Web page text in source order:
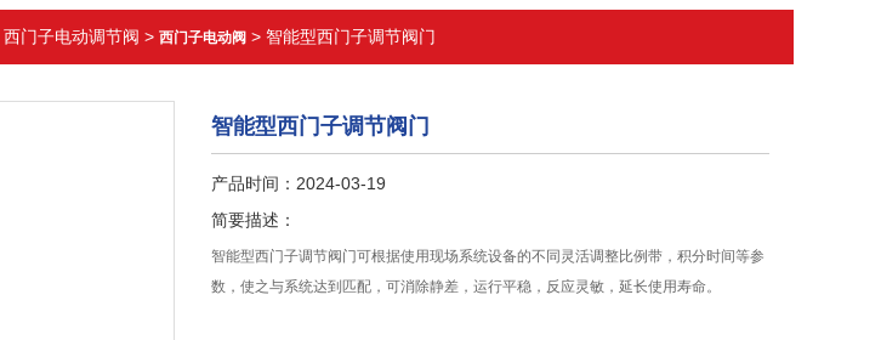
西门子电动调节阀 > 西门子电动阀 > 智能型西门子调节阀门
智能型西门子调节阀门
产品时间：2024-03-19
简要描述：
智能型西门子调节阀门可根据使用现场系统设备的不同灵活调整比例带，积分时间等参
数，使之与系统达到匹配，可消除静差，运行平稳，反应灵敏，延长使用寿命。